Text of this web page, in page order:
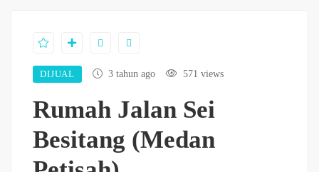
DIJUAL 3 tahun ago 571 views
Rumah Jalan Sei
Besitang (Medan